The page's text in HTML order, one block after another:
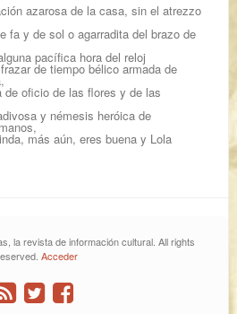
azarosa de la casa, sin el atrezzo
fa y de sol o agarradita del brazo de
pacífica hora del reloj
tiempo bélico armada de
de oficio de las flores y de las
y némesis heróica de
más aún, eres buena y Lola
la revista de información cultural. All rights
Acceder